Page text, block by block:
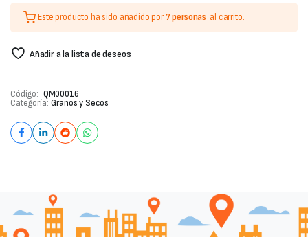
Este producto ha sido añadido por7 personas al carrito.
Añadir a la lista de deseos
Código: QM00016
Categoría: Granos y Secos